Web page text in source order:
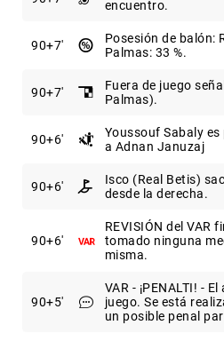
encuentro.
90+7
Posesión de balón:
Palmas: 33 %.
90+7
Fuera de juego
Palmas).
90+6
Youssouf Sabaly
a Adnan Januzaj
90+6
Isco (Real Betis)
desde la derecha.
90+6
REVISIÓN del VAR
tomado ninguna
misma.
90+5
VAR - ¡PENALTI! -
juego. Se está
un posible penal